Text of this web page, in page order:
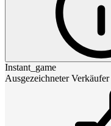
Instant_game
Ausgezeichneter Verkäufer